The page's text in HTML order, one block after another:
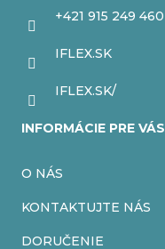
+421 915 249 460
IFLEX.SK
IFLEX.SK/
INFORMÁCIE PRE VÁS
O NÁS
KONTAKTUJTE NÁS
DORUČENIE